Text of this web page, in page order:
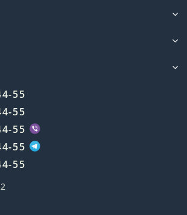
55
55
55
55
55